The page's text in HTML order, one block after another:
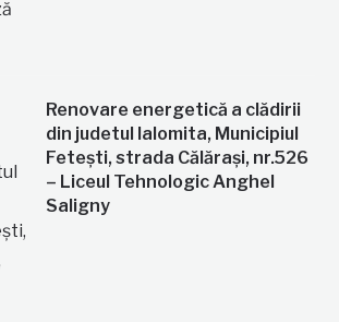
Renovare energetică a clădirii
din judetul Ialomita, Municipiul
Fetești, strada Călărași, nr.526
– Liceul Tehnologic Anghel
Saligny